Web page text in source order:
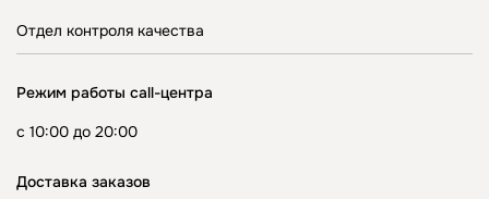
Отдел контроля качества
Режим работы call-центра
с 10:00 до 20:00
Доставка заказов